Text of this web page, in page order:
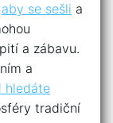
aby se sešli a
a zábavu.
a
hledáte
tradiční